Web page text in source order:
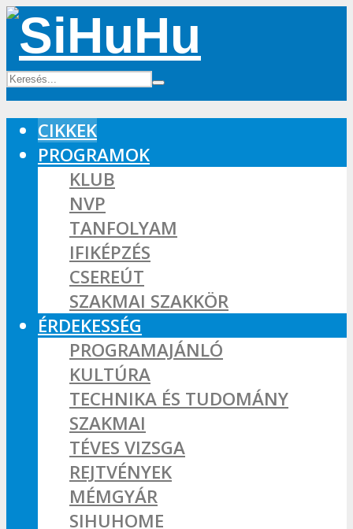
CIKKEK
PROGRAMOK
KLUB
NVP
TANFOLYAM
IFIKÉPZÉS
CSEREÚT
SZAKMAI SZAKKÖR
ÉRDEKESSÉG
PROGRAMAJÁNLÓ
KULTÚRA
TECHNIKA ÉS TUDOMÁNY
SZAKMAI
TÉVES VIZSGA
REJTVÉNYEK
MÉMGYÁR
SIHUHOME